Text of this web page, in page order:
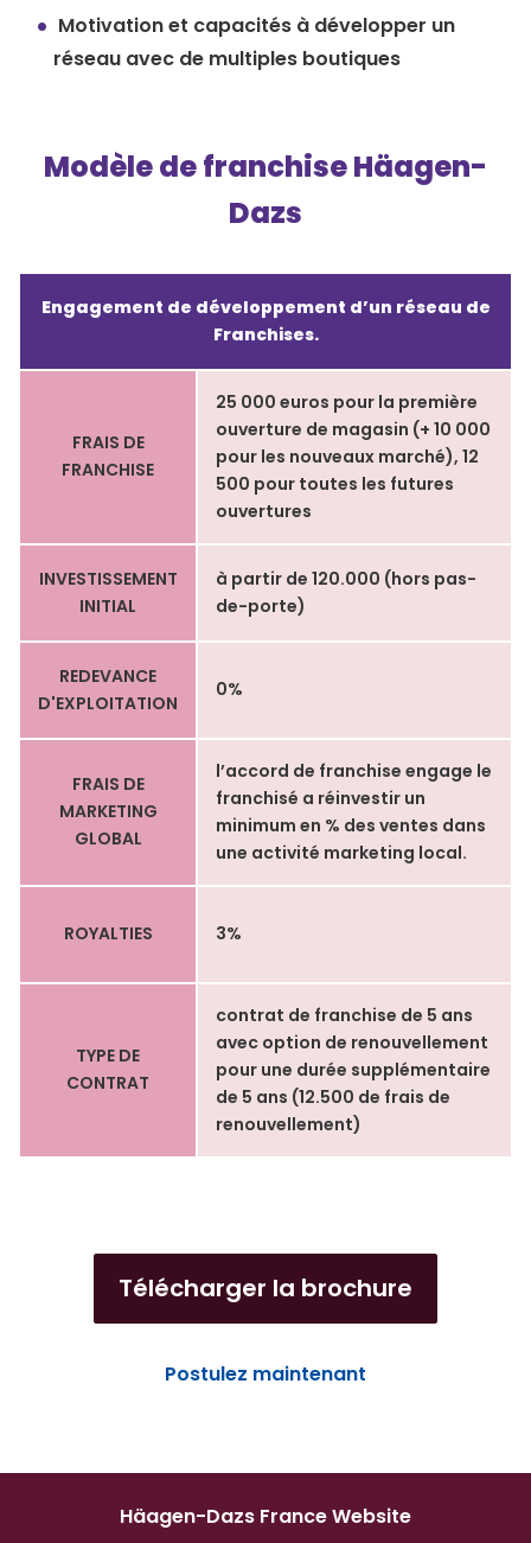
Motivation et capacités à développer un
réseau avec de multiples boutiques
Modèle de franchise Häagen-
Dazs
Engagement de développement d’un réseau de
Franchises.
FRAIS DE
FRANCHISE
25 000 euros pour la première
ouverture de magasin (+ 10 000
pour les nouveaux marché), 12
500 pour toutes les futures
ouvertures
INVESTISSEMENT
INITIAL
à partir de 120.000 (hors pas-
de-porte)
REDEVANCE
D'EXPLOITATION
0%
FRAIS DE
MARKETING
GLOBAL
l’accord de franchise engage le
franchisé a réinvestir un
minimum en % des ventes dans
une activité marketing local.
ROYALTIES 3%
TYPE DE
CONTRAT
contrat de franchise de 5 ans
avec option de renouvellement
pour une durée supplémentaire
de 5 ans (12.500 de frais de
renouvellement)
Télécharger la brochure
Postulez maintenant
Häagen-Dazs France Website